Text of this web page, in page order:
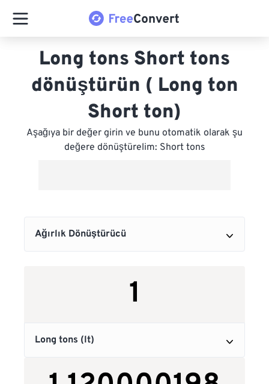
Long tons Short tons
dönüştürün ( Long ton
Short ton)
Aşağıya bir değer girin ve bunu otomatik olarak şu
değere dönüştürelim: Short tons